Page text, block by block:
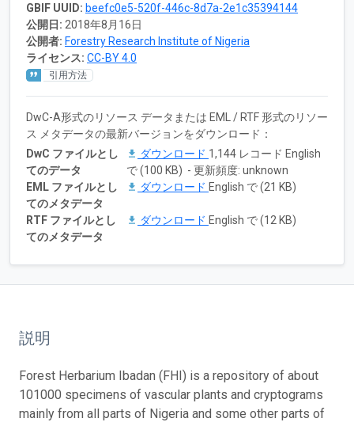
GBIF UUID: beefc0e5-520f-446c-8d7a-2e1c35394144
公開日: 2018年8月16日
公開者: Forestry Research Institute of Nigeria
ライセンス: CC-BY 4.0
引用方法
DwC-A形式のリソース データまたは EML / RTF 形式のリソー
ス メタデータの最新バージョンをダウンロード：
DwC ファイルとし
てのデータ
ダウンロード 1,144 レコード English
で (100 KB) - 更新頻度: unknown
EML ファイルとし
てのメタデータ
ダウンロード English で (21 KB)
RTF ファイルとし
てのメタデータ
ダウンロード English で (12 KB)
説明
Forest Herbarium Ibadan (FHI) is a repository of about
101000 specimens of vascular plants and cryptograms
mainly from all parts of Nigeria and some other parts of